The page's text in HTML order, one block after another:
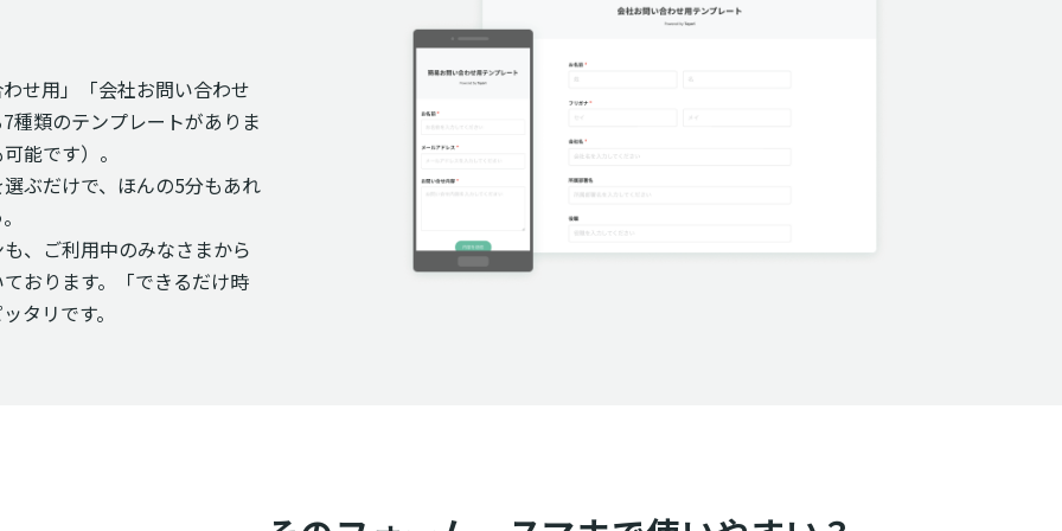
せ用」「会社お問い合わせ
種類のテンプレートがありま
能です）。
ぶだけで、ほんの5分もあれ
、ご利用中のみなさまから
おります。「できるだけ時
タリです。